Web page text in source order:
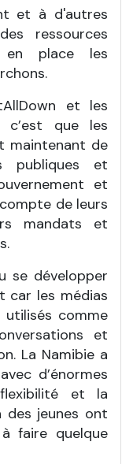
et à d'autres
ressources
en place les
et les
c’est que les
maintenant de
publiques et
et
de leurs
mandats et
se développer
car les médias
comme
et
La Namibie a
d’énormes
et la
des jeunes ont
faire quelque